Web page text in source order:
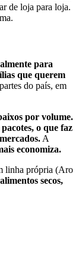
de loja para loja.
para
que querem
do país, em
por volume.
o que faz
A
economiza.
linha própria (Aro
secos,